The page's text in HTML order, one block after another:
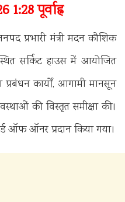
पूर्वाह्न
प्रभारी मंत्री मदन कौशिक
सर्किट हाउस में आयोजित
कार्यों, आगामी मानसून
की विस्तृत समीक्षा की।
ऑफ ऑनर प्रदान किया गया।